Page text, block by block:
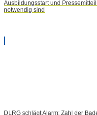
Ausbildungsstart und
notwendig sind
DLRG schlägt Alarm: Zahl der